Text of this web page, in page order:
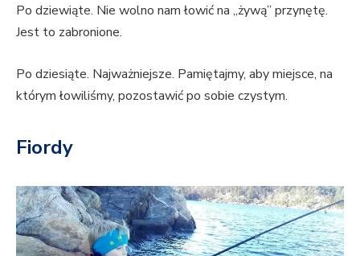
Po dziewiąte. Nie wolno nam łowić na „żywą” przynętę.
Jest to zabronione.
Po dziesiąte. Najważniejsze. Pamiętajmy, aby miejsce, na
którym łowiliśmy, pozostawić po sobie czystym.
Fiordy